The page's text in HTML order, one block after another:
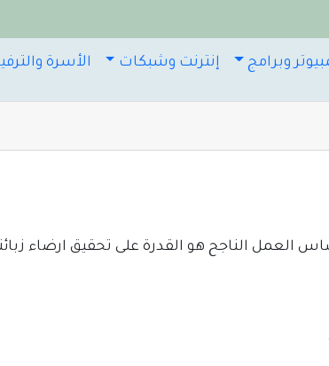
وبرامج إنترنت وشبكات الأسرة
العمل الناجح هو القدرة على تحقيق ارضاء